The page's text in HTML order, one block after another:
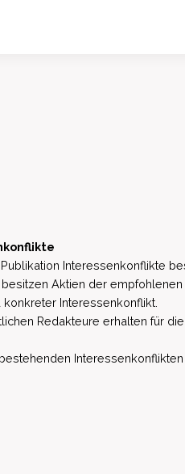
Interessenkonflikte
besitzen Aktien der
Interessenkonflikt.
Redakteure erhalten für